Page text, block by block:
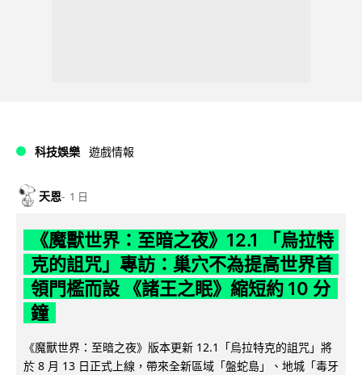
科技娛樂 遊戲情報
天恩 1 日
《魔獸世界：至暗之夜》12.1 「烏拉特
克的詛咒」專訪：巢穴不為提高世界首
領門檻而設 《諸王之眠》縮短約 10 分
鐘
《魔獸世界：至暗之夜》版本更新 12.1「烏拉特克的詛咒」將
於 8 月 13 日正式上線，帶來全新區域「盤蛇島」、地城「毒牙